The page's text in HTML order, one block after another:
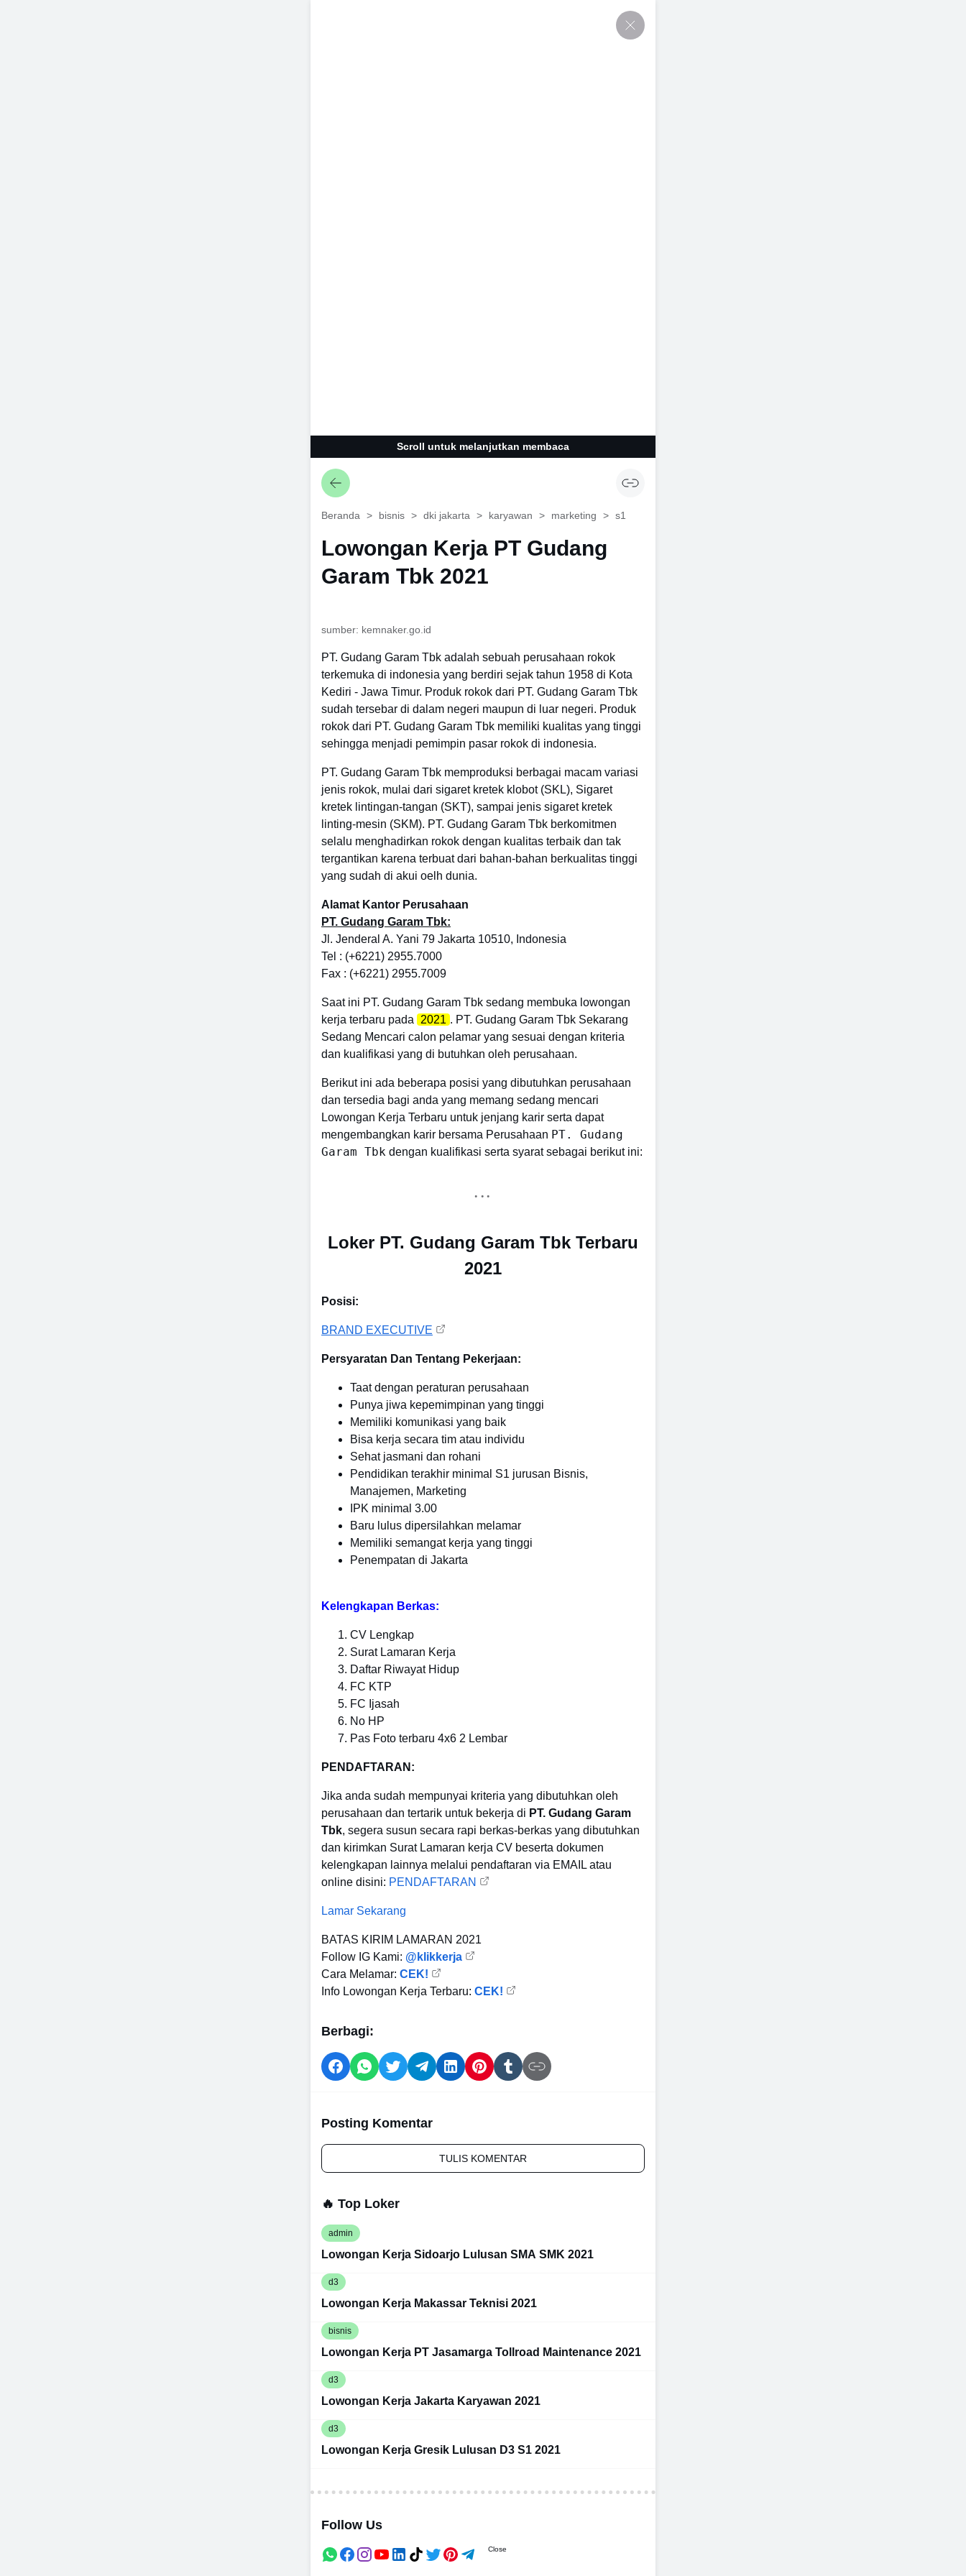
Scroll untuk melanjutkan membaca
Beranda bisnis dki jakarta karyawan marketing s1
Lowongan Kerja PT Gudang
Garam Tbk 2021
sumber: kemnaker.go.id
PT. Gudang Garam Tbk adalah sebuah perusahaan rokok
terkemuka di indonesia yang berdiri sejak tahun 1958 di Kota
Kediri - Jawa Timur. Produk rokok dari PT. Gudang Garam Tbk
sudah tersebar di dalam negeri maupun di luar negeri. Produk
rokok dari PT. Gudang Garam Tbk memiliki kualitas yang tinggi
sehingga menjadi pemimpin pasar rokok di indonesia.
PT. Gudang Garam Tbk memproduksi berbagai macam variasi
jenis rokok, mulai dari sigaret kretek klobot (SKL), Sigaret
kretek lintingan-tangan (SKT), sampai jenis sigaret kretek
linting-mesin (SKM). PT. Gudang Garam Tbk berkomitmen
selalu menghadirkan rokok dengan kualitas terbaik dan tak
tergantikan karena terbuat dari bahan-bahan berkualitas tinggi
yang sudah di akui oelh dunia.
Alamat Kantor Perusahaan
PT. Gudang Garam Tbk:
Jl. Jenderal A. Yani 79 Jakarta 10510, Indonesia
Tel : (+6221) 2955.7000
Fax : (+6221) 2955.7009
Saat ini PT. Gudang Garam Tbk sedang membuka lowongan
kerja terbaru pada
2021 . PT. Gudang Garam Tbk Sekarang
Sedang Mencari calon pelamar yang sesuai dengan kriteria
dan kualifikasi yang di butuhkan oleh perusahaan.
Berikut ini ada beberapa posisi yang dibutuhkan perusahaan
dan tersedia bagi anda yang memang sedang mencari
Lowongan Kerja Terbaru untuk jenjang karir serta dapat
mengembangkan karir bersama Perusahaan PT. Gudang
Garam Tbk dengan kualifikasi serta syarat sebagai berikut ini:
Loker PT. Gudang Garam Tbk Terbaru
2021
Posisi:
BRAND EXECUTIVE
Persyaratan Dan Tentang Pekerjaan:
Taat dengan peraturan perusahaan
Punya jiwa kepemimpinan yang tinggi
Memiliki komunikasi yang baik
Bisa kerja secara tim atau individu
Sehat jasmani dan rohani
Pendidikan terakhir minimal S1 jurusan Bisnis,
Manajemen, Marketing
IPK minimal 3.00
Baru lulus dipersilahkan melamar
Memiliki semangat kerja yang tinggi
Penempatan di Jakarta
Kelengkapan Berkas:
CV Lengkap
Surat Lamaran Kerja
Daftar Riwayat Hidup
FC KTP
FC Ijasah
No HP
Pas Foto terbaru 4x6 2 Lembar
PENDAFTARAN:
Jika anda sudah mempunyai kriteria yang dibutuhkan oleh
perusahaan dan tertarik untuk bekerja di PT. Gudang Garam
Tbk, segera susun secara rapi berkas-berkas yang dibutuhkan
dan kirimkan Surat Lamaran kerja CV beserta dokumen
kelengkapan lainnya melalui pendaftaran via EMAIL atau
online disini: PENDAFTARAN
Lamar Sekarang
BATAS KIRIM LAMARAN 2021
Follow IG Kami: @klikkerja
Cara Melamar: CEK!
Info Lowongan Kerja Terbaru: CEK!
Berbagi:
Posting Komentar
TULIS KOMENTAR
🔥 Top Loker
admin
Lowongan Kerja Sidoarjo Lulusan SMA SMK 2021
d3
Lowongan Kerja Makassar Teknisi 2021
bisnis
Lowongan Kerja PT Jasamarga Tollroad Maintenance 2021
d3
Lowongan Kerja Jakarta Karyawan 2021
d3
Lowongan Kerja Gresik Lulusan D3 S1 2021
Follow Us
Close